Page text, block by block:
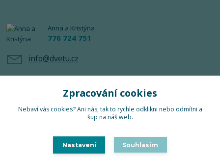
Anna a Kristýna
776 724 751
info@dvetu.cz
Zpracování cookies
Nebaví vás cookies? Ani nás, tak to rychle odklikni nebo odmítni a
šup na náš web.
Nastavení Souhlasím